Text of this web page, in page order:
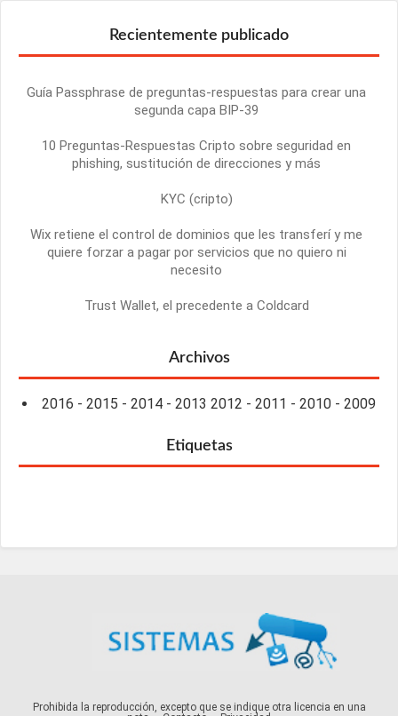
Recientemente publicado
Guía Passphrase de preguntas-respuestas para crear una
segunda capa BIP-39
10 Preguntas-Respuestas Cripto sobre seguridad en
phishing, sustitución de direcciones y más
KYC (cripto)
Wix retiene el control de dominios que les transferí y me
quiere forzar a pagar por servicios que no quiero ni
necesito
Trust Wallet, el precedente a Coldcard
Archivos
2016 - 2015 - 2014 - 2013 2012 - 2011 - 2010 - 2009
Etiquetas
Prohibida la reproducción, excepto que se indique otra licencia en una